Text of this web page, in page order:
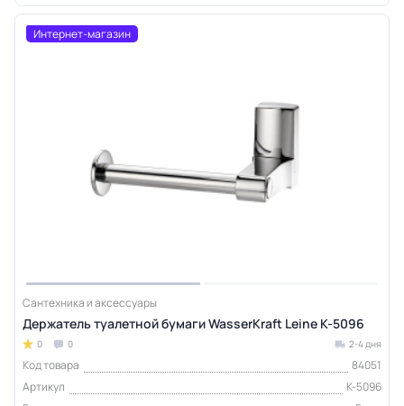
Интернет-магазин
Сантехника и аксессуары
Держатель туалетной бумаги WasserKraft Leine K-5096
0 0 2-4 дня
Код товара
84051
Артикул
K-5096